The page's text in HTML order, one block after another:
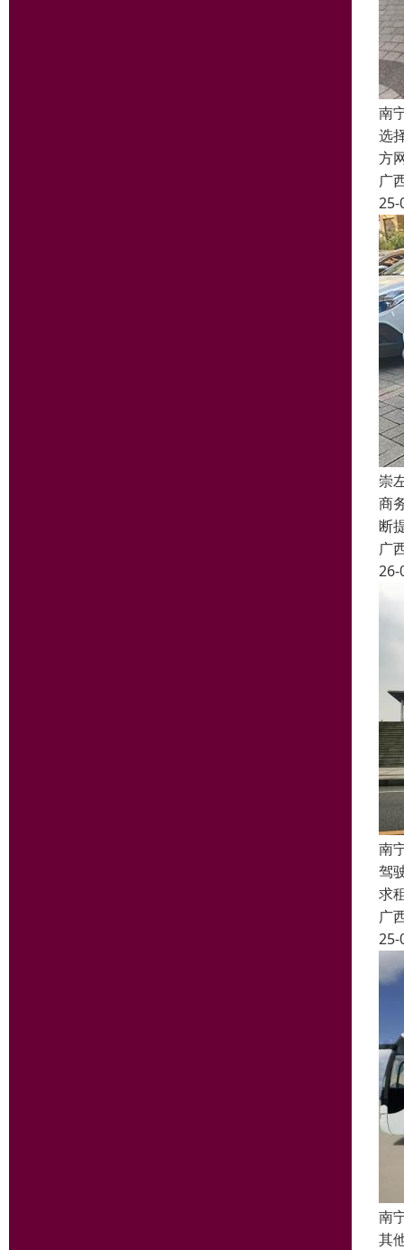
南
选
方
广
25-
崇
商
断
广
26-
南
驾
求
广
25-
南
其